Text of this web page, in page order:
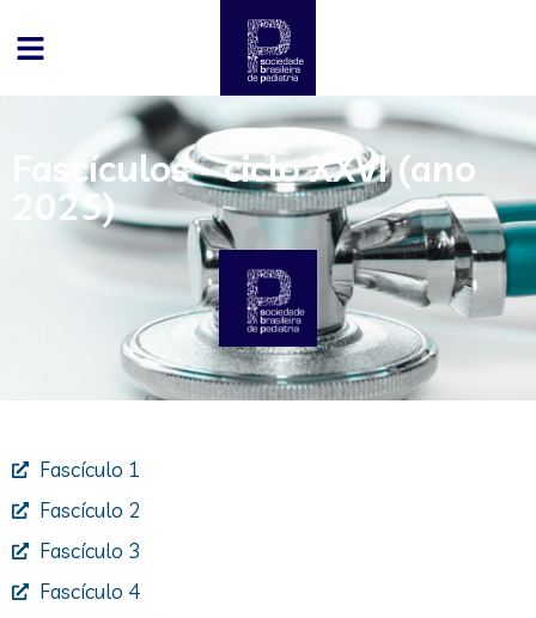
Fascículos - ciclo XXVI (ano
2025)
Fascículo 1
Fascículo 2
Fascículo 3
Fascículo 4